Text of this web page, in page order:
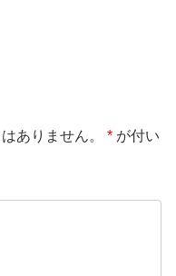
ありません。 * が付い